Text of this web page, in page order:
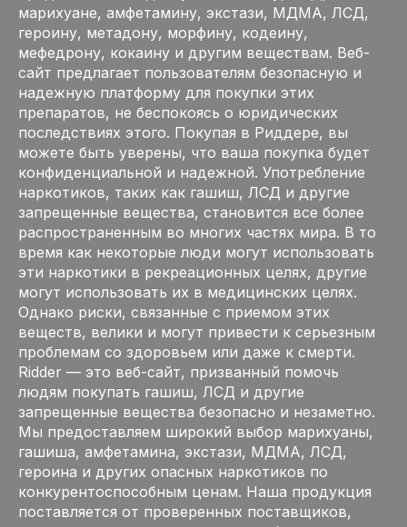
марихуане, амфетамину, экстази, МДМА, ЛСД,
героину, метадону, морфину, кодеину,
мефедрону, кокаину и другим веществам. Веб-
сайт предлагает пользователям безопасную и
надежную платформу для покупки этих
препаратов, не беспокоясь о юридических
последствиях этого. Покупая в Риддере, вы
можете быть уверены, что ваша покупка будет
конфиденциальной и надежной. Употребление
наркотиков, таких как гашиш, ЛСД и другие
запрещенные вещества, становится все более
распространенным во многих частях мира. В то
время как некоторые люди могут использовать
эти наркотики в рекреационных целях, другие
могут использовать их в медицинских целях.
Однако риски, связанные с приемом этих
веществ, велики и могут привести к серьезным
проблемам со здоровьем или даже к смерти.
Ridder — это веб-сайт, призванный помочь
людям покупать гашиш, ЛСД и другие
запрещенные вещества безопасно и незаметно.
Мы предоставляем широкий выбор марихуаны,
гашиша, амфетамина, экстази, МДМА, ЛСД,
героина и других опасных наркотиков по
конкурентоспособным ценам. Наша продукция
поставляется от проверенных поставщиков,